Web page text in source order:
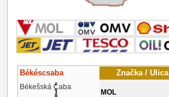
Békéscsaba Značka / Ulica
Békešská Čaba
MOL